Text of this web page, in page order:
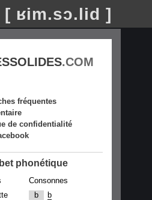
[ ʁim.sɔ.lid ]
.COM
fréquentes
de confidentialité
phonétique
Consonnes
b
b